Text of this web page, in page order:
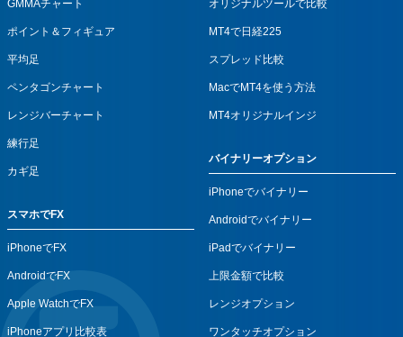
GMMAチャート
ポイント＆フィギュア
平均足
ペンタゴンチャート
レンジバーチャート
練行足
カギ足
スマホでFX
iPhoneでFX
AndroidでFX
Apple WatchでFX
iPhoneアプリ比較表
オリジナルツールで比較
MT4で日経225
スプレッド比較
MacでMT4を使う方法
MT4オリジナルインジ
バイナリーオプション
iPhoneでバイナリー
Androidでバイナリー
iPadでバイナリー
上限金額で比較
レンジオプション
ワンタッチオプション